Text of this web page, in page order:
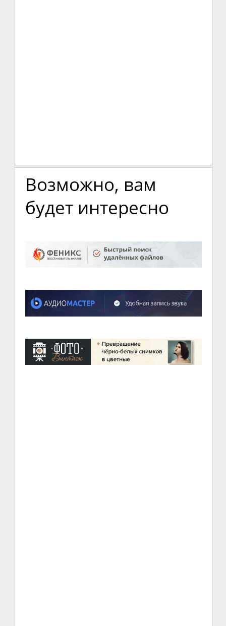
Возможно, вам
будет интересно